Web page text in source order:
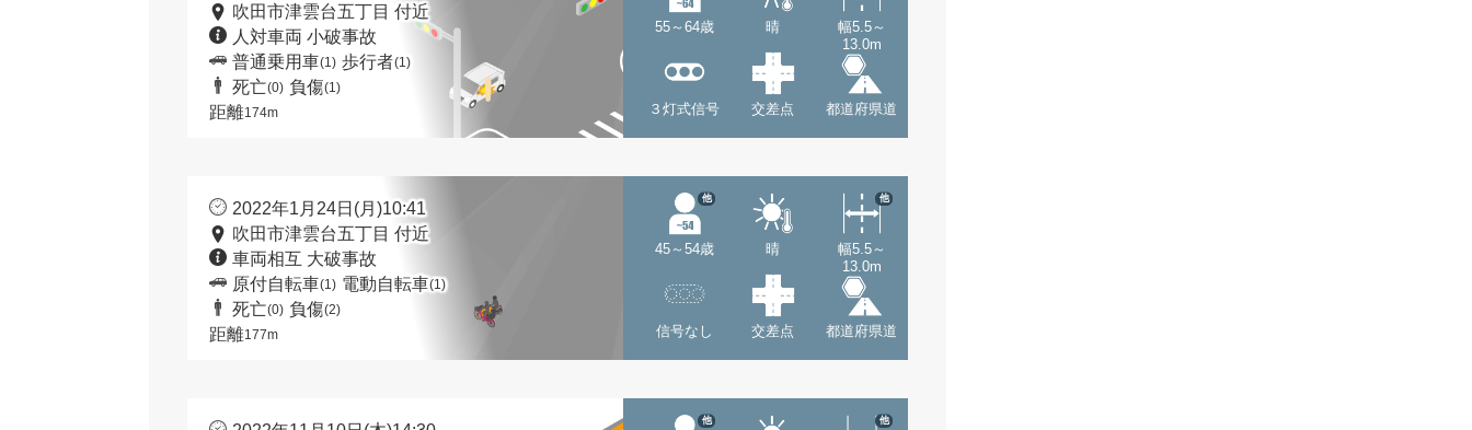
吹田市津雲台五丁目 付近
人対車両 小破事故
普通乗用車(1) 歩行者(1)
死亡(0) 負傷(1)
距離174m
55～64歳 晴
幅5.5～
13.0m
３灯式信号 交差点 都道府県道
2022年1月24日(月)10:41
吹田市津雲台五丁目 付近
車両相互 大破事故
原付自転車(1) 電動自転車(1)
死亡(0) 負傷(2)
距離177m
45～54歳
他
晴
幅5.5～
13.0m
他
信号なし 交差点 都道府県道
他 他